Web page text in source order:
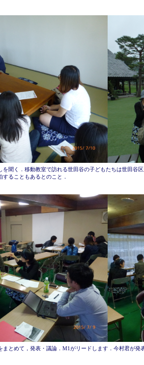
を聞く．移動教室で訪れる世田谷の子どもたちは世田谷
ることもあるとのこと．
まとめて，発表・議論．M1がリードします．今村君が発